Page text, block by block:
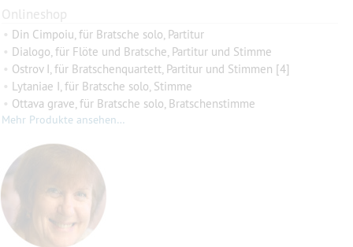
Onlineshop
• Din Cimpoiu, für Bratsche solo, Partitur
• Dialogo, für Flöte und Bratsche, Partitur und Stimme
• Ostrov I, für Bratschenquartett, Partitur und Stimmen [4]
• Lytaniae I, für Bratsche solo, Stimme
• Ottava grave, für Bratsche solo, Bratschenstimme
Mehr Produkte ansehen…